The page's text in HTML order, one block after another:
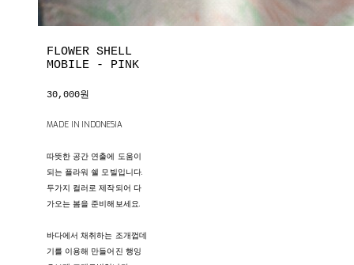
FLOWER SHELL
MOBILE - PINK
30,000원
MADE IN INDONESIA
따뜻한 공간 연출에 도움이
되는 플라워 쉘 모빌입니다.
두가지 컬러로 제작되어 다
가오는 봄을 준비해보세요.
바다에서 채취하는 조개껍데
기를 이용해 만들어진 행잉